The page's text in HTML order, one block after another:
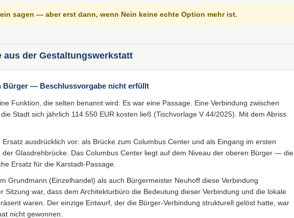
sagen — aber erst dann, wenn Nein keine echte Option mehr ist.
aus der Gestaltungswerkstatt
Bürger — Beschlussvorgabe nicht erfüllt
Funktion, die selten benannt wird: Es war eine Passage. Eine Verbindung zwischen
Stadt sich jährlich 114.550 EUR kosten ließ (Tischvorlage V 44/2025). Mit dem Abriss
Ersatz ausdrücklich vor: als Brücke zum Columbus Center und als Eingang im ersten
der Glasdrehbrücke. Das Columbus Center liegt auf dem Niveau der oberen Bürger — die
Ersatz für die Karstadt-Passage.
Grundmann (Einzelhandel) als auch Bürgermeister Neuhoff diese Verbindung
Sitzung war, dass dem Architekturbüro die Bedeutung dieser Verbindung und die lokale
waren. Der einzige Entwurf, der die Bürger-Verbindung strukturell gelöst hatte, war
nicht gewonnen.